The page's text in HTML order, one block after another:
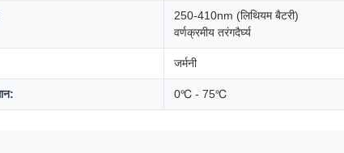
250-410nm (लिथियम बैटरी)
वर्णक्रमीय तरंगदैर्घ्य
जर्मनी
0℃ - 75℃